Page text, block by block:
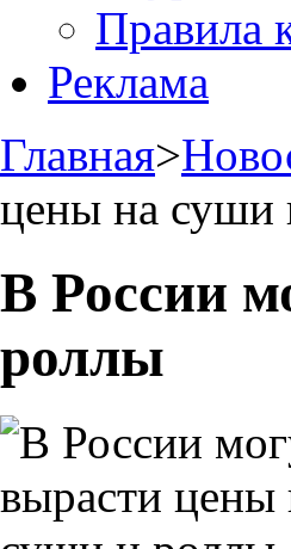
Правила
Реклама
Главная>
цены на суши
В России
роллы